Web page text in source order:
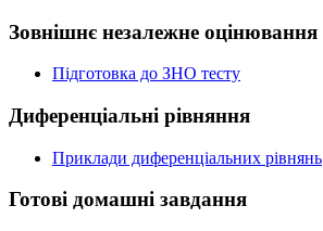
Зовнішнє незалежне оцінювання
Підготовка до ЗНО тесту
Диференціальні рівняння
Приклади диференціальних рівнянь
Готові домашні завдання